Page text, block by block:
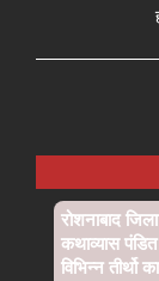
रोशनाबाद
कथाव्यास
विभिन्न तीर्थो